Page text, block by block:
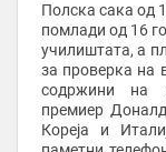
Полска сака од
помлади од 16
училиштата, а
за проверка на
содржини на
премиер
Кореја и